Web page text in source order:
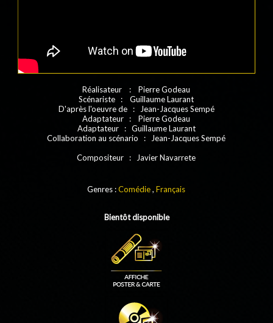
Réalisateur : Pierre Godeau
Scénariste : Guillaume Laurant
D'après l'oeuvre de : Jean-Jacques Sempé
Adaptateur : Pierre Godeau
Adaptateur : Guillaume Laurant
Collaboration au scénario : Jean-Jacques Sempé
Compositeur : Javier Navarrete
Genres :Comédie,Français
Bientôt disponible